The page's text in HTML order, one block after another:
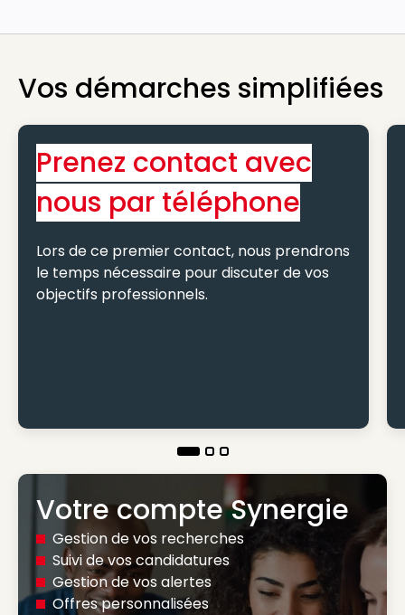
Vos démarches simplifiées
Prenez contact avec
nous par téléphone
Lors de ce premier contact, nous prendrons
le temps nécessaire pour discuter de vos
objectifs professionnels.
Votre compte Synergie
Gestion de vos recherches
Suivi de vos candidatures
Gestion de vos alertes
Offres personnalisées